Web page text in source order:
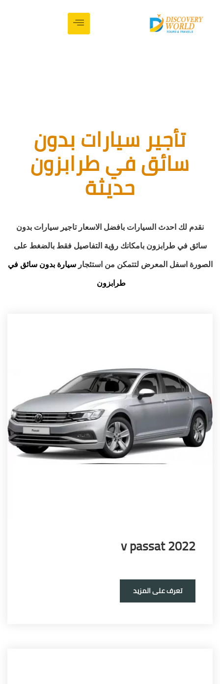
تأجير سيارات بدون
في طرابزون
حديثة
احدث السيارات بافضل الاسعارتاجير سيارات بدون
طرابزونبامكانك رؤية التفاصيل فقط بالضغط على
المعرض لتتمكن من استئجارسيارة بدون سائق في
v passat
تعرف على المزيد